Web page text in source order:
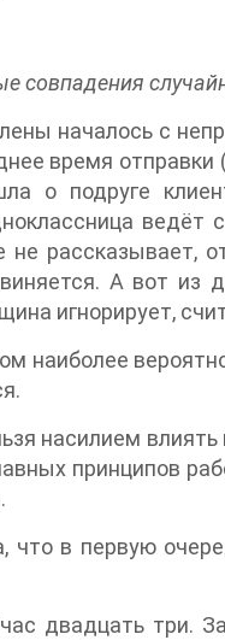
совпадения
началось с
время
о подруге
рассказывает,
А вот
игнорирует,
наиболее
насилием
принципов
что в первую
двадцать